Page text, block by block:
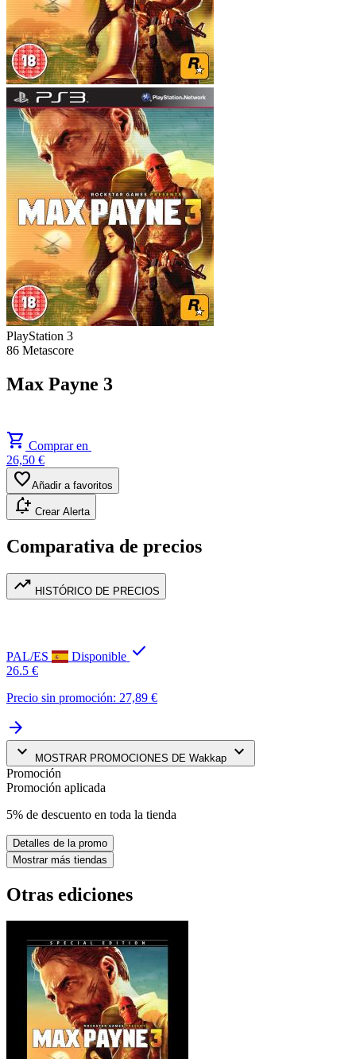
PlayStation 3
86 Metascore
Max Payne 3
shopping_cart Comprar en
26,50 €
favoriteAñadir a favoritos
notification_add Crear Alerta
Comparativa de precios
trending_up HISTÓRICO DE PRECIOS
PAL/ES Disponible check
26.5 €
Precio sin promoción: 27,89 €
arrow_forward
keyboard_arrow_down
MOSTRAR PROMOCIONES DE Wakkap keyboard_arrow_down
Promoción
Promoción aplicada
5% de descuento en toda la tienda
Detalles de la promo
Mostrar más tiendas
Otras ediciones